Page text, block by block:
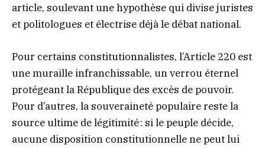
article, soulevant une hypothèse qui divise juristes
et politologues et électrise déjà le débat national.
Pour certains constitutionnalistes, l’Article 220 est
une muraille infranchissable, un verrou éternel
protégeant la République des excès de pouvoir.
Pour d’autres, la souveraineté populaire reste la
source ultime de légitimité : si le peuple décide,
aucune disposition constitutionnelle ne peut lui